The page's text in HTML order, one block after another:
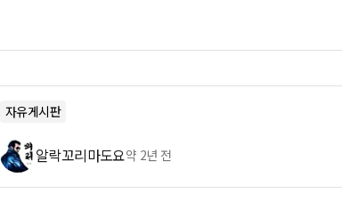
자유게시판
알락꼬리마도요약 2년 전